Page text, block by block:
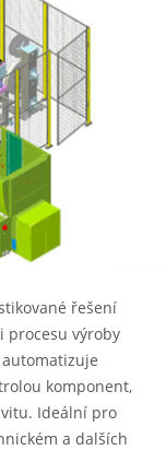
řešení
procesu výroby
komponent,
Ideální pro
a dalších